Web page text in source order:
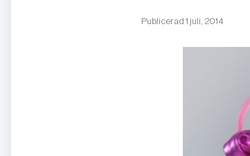
Publicerad 1 juli, 2014